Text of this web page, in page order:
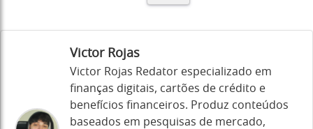
Victor Rojas
Victor Rojas Redator especializado em
finanças digitais, cartões de crédito e
benefícios financeiros. Produz conteúdos
baseados em pesquisas de mercado,